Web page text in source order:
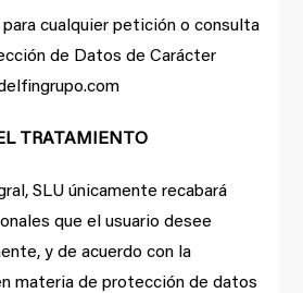
cualquier petición o consulta
de Datos de Carácter
TRATAMIENTO
SLU únicamente recabará
que el usuario desee
y de acuerdo con la
materia de protección de datos